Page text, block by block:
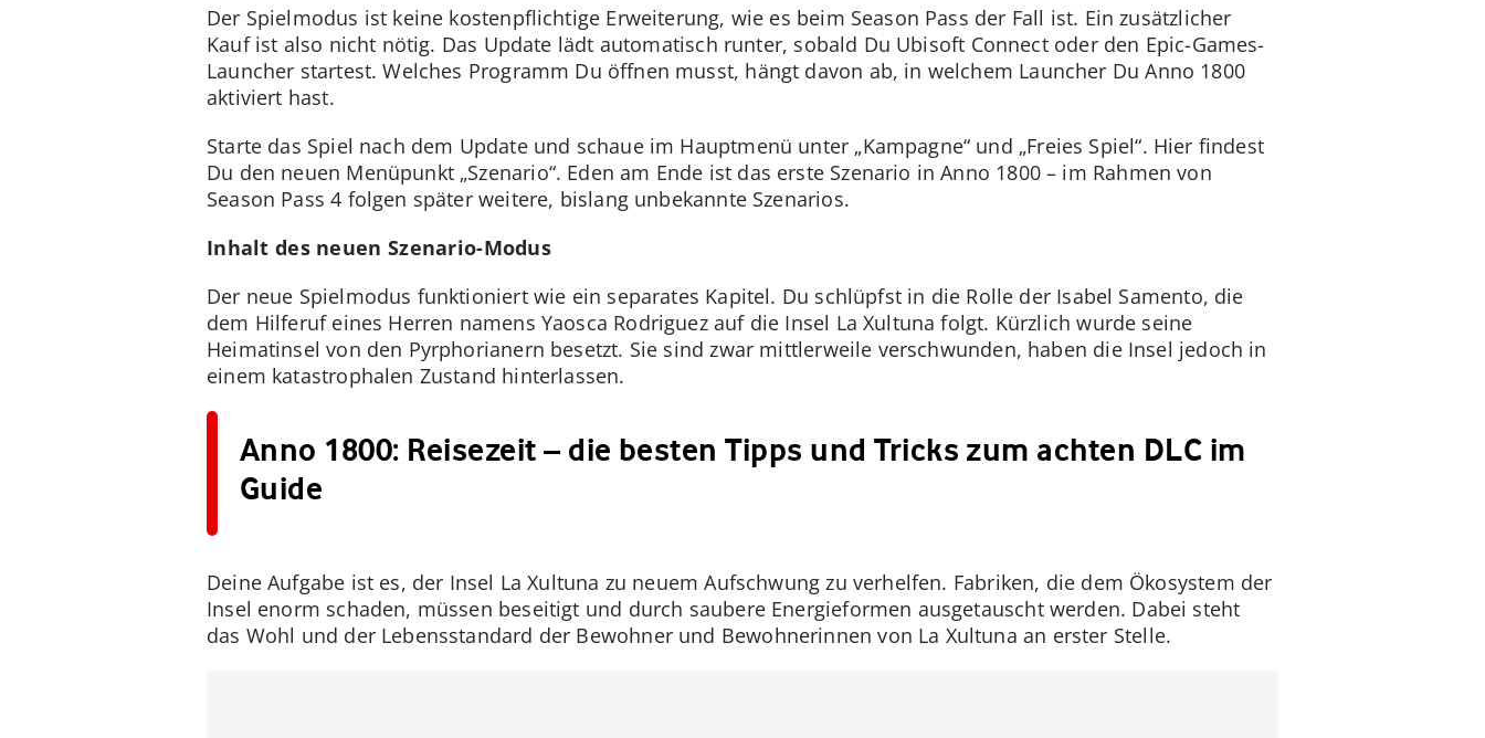
Der Spielmodus ist keine kostenpflichtige Erweiterung, wie es beim Season Pass der Fall ist. Ein zusätzlicher
Kauf ist also nicht nötig. Das Update lädt automatisch runter, sobald Du Ubisoft Connect oder den Epic-Games-
Launcher startest. Welches Programm Du öffnen musst, hängt davon ab, in welchem Launcher Du Anno 1800
aktiviert hast.
Starte das Spiel nach dem Update und schaue im Hauptmenü unter „Kampagne“ und „Freies Spiel“. Hier findest
Du den neuen Menüpunkt „Szenario“. Eden am Ende ist das erste Szenario in Anno 1800 – im Rahmen von
Season Pass 4 folgen später weitere, bislang unbekannte Szenarios.
Inhalt des neuen Szenario-Modus
Der neue Spielmodus funktioniert wie ein separates Kapitel. Du schlüpfst in die Rolle der Isabel Samento, die
dem Hilferuf eines Herren namens Yaosca Rodriguez auf die Insel La Xultuna folgt. Kürzlich wurde seine
Heimatinsel von den Pyrphorianern besetzt. Sie sind zwar mittlerweile verschwunden, haben die Insel jedoch in
einem katastrophalen Zustand hinterlassen.
Anno 1800: Reisezeit – die besten Tipps und Tricks zum achten DLC im
Guide
Deine Aufgabe ist es, der Insel La Xultuna zu neuem Aufschwung zu verhelfen. Fabriken, die dem Ökosystem der
Insel enorm schaden, müssen beseitigt und durch saubere Energieformen ausgetauscht werden. Dabei steht
das Wohl und der Lebensstandard der Bewohner und Bewohnerinnen von La Xultuna an erster Stelle.